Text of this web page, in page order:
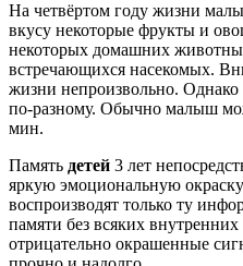
На четвёртом году жизни
вкусу некоторые фрукты и
некоторых домашних
встречающихся насекомых.
жизни непроизвольно. Однако
по-разному. Обычно малыш
мин.
Память детей 3 лет
яркую эмоциональную
воспроизводят только ту
памяти без всяких
отрицательно окрашенные